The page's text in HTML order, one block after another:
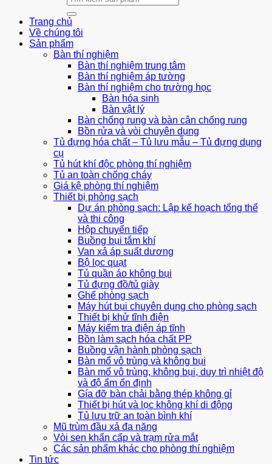
kiếm:
Trang chủ
Về chúng tôi
Sản phẩm
Bàn thí nghiệm
Bàn thí nghiệm trung tâm
Bàn thí nghiệm áp tường
Bàn thí nghiệm cho trường học
Bàn hóa sinh
Bàn vật lý
Bàn chống rung và bàn cân chống rung
Bồn rửa và vòi chuyên dụng
Tủ đựng hóa chất – Tủ lưu mẫu – Tủ đựng dụng
cụ
Tủ hút khí độc phòng thí nghiệm
Tủ an toàn chống cháy
Giá kệ phòng thí nghiệm
Thiết bị phòng sạch
Dự án phòng sạch: Lập kế hoạch tổng thể
và thi công
Hộp chuyển tiếp
Buồng bụi tắm khí
Van xả áp suất dương
Bộ lọc quạt
Tủ quần áo không bụi
Tủ đựng đồ/tủ giày
Ghế phòng sạch
Máy hút bụi chuyên dụng cho phòng sạch
Thiết bị khử tĩnh điện
Máy kiểm tra điện áp tĩnh
Bồn làm sạch hóa chất PP
Buồng vận hành phòng sạch
Bàn mổ vô trùng và không bụi
Bàn mổ vô trùng, không bụi, duy trì nhiệt độ
và độ ẩm ổn định
Gía đỡ bàn chải bằng thép không gỉ
Thiết bị hút và lọc không khí di động
Tủ lưu trữ an toàn bình khí
Mũ trùm đầu xả đa năng
Vòi sen khẩn cấp và trạm rửa mắt
Các sản phẩm khác cho phòng thí nghiệm
Tin tức